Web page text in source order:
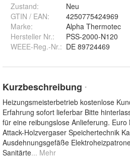
Zustand:
Neu
GTIN / EAN:
4250775424969
Marke:
Alpha Thermotec
Hersteller Nr.:
PSS-2000-N120
WEEE-Reg.-Nr.: DE 89724469
Kurzbeschreibung *
Heizungsmeisterbetrieb kostenlose
Erfahrung sofort lieferbar Bitte
für eine reibungslose Anlieferung. Euro
Attack-Holzvergaser Speichertechnik
Ausdehnungsgefäße
Sanitärte... Mehr